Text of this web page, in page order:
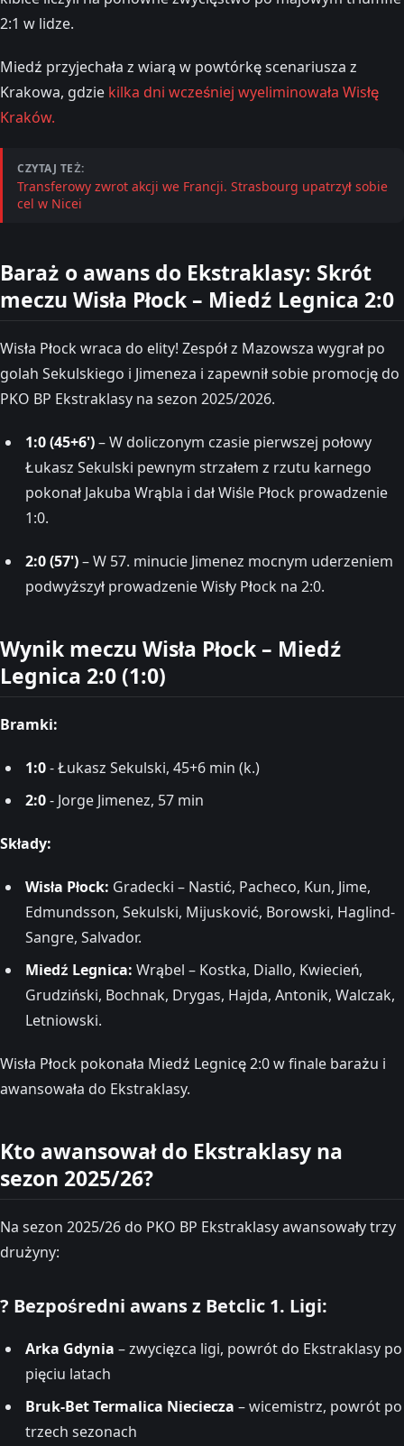
2:1 w lidze.
Miedź przyjechała z wiarą w powtórkę scenariusza z
Krakowa, gdzie kilka dni wcześniej wyeliminowała Wisłę
Kraków.
CZYTAJ TEŻ:
Transferowy zwrot akcji we Francji. Strasbourg upatrzył sobie
cel w Nicei
Baraż o awans do Ekstraklasy: Skrót
meczu Wisła Płock – Miedź Legnica 2:0
Wisła Płock wraca do elity! Zespół z Mazowsza wygrał po
golah Sekulskiego i Jimeneza i zapewnił sobie promocję do
PKO BP Ekstraklasy na sezon 2025/2026.
1:0 (45+6')– W doliczonym czasie pierwszej połowy
Łukasz Sekulski pewnym strzałem z rzutu karnego
pokonał Jakuba Wrąbla i dał Wiśle Płock prowadzenie
1:0.
2:0 (57')– W 57. minucie Jimenez mocnym uderzeniem
podwyższył prowadzenie Wisły Płock na 2:0.
Wynik meczu Wisła Płock – Miedź
Legnica 2:0 (1:0)
Bramki:
1:0- Łukasz Sekulski, 45+6 min (k.)
2:0- Jorge Jimenez, 57 min
Składy:
Wisła Płock: Gradecki – Nastić, Pacheco, Kun, Jime,
Edmundsson, Sekulski, Mijusković, Borowski, Haglind-
Sangre, Salvador.
Miedź Legnica: Wrąbel – Kostka, Diallo, Kwiecień,
Grudziński, Bochnak, Drygas, Hajda, Antonik, Walczak,
Letniowski.
Wisła Płock pokonała Miedź Legnicę 2:0 w finale barażu i
awansowała do Ekstraklasy.
Kto awansował do Ekstraklasy na
sezon 2025/26?
Na sezon 2025/26 do PKO BP Ekstraklasy awansowały trzy
drużyny:
? Bezpośredni awans z Betclic 1. Ligi:
Arka Gdynia – zwycięzca ligi, powrót do Ekstraklasy po
pięciu latach
Bruk-Bet Termalica Nieciecza – wicemistrz, powrót po
trzech sezonach